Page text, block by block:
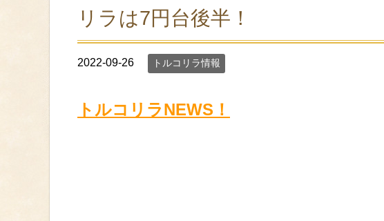
リラは7円台後半！
2022-09-26 トルコリラ情報
トルコリラNEWS！